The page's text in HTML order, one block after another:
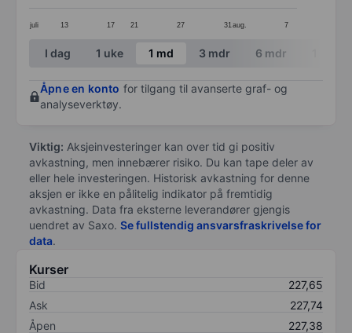
juli 13 17 21 27 31 aug. 7
End of interactive chart.
I dag 1 uke 1 md 3 mdr 6 mdr
Åpne en konto for tilgang til avanserte graf- og
analyseverktøy.
Viktig: Aksjeinvesteringer kan over tid gi positiv
avkastning, men innebærer risiko. Du kan tape deler av
eller hele investeringen. Historisk avkastning for denne
aksjen er ikke en pålitelig indikator på fremtidig
avkastning. Data fra eksterne leverandører gjengis
uendret av Saxo. Se fullstendig ansvarsfraskrivelse for
data.
Kurser
Bid
227,65
Ask
227,74
Åpen
227,38